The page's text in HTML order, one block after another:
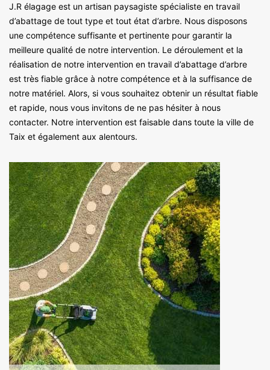
J.R élagage est un artisan paysagiste spécialiste en travail
d’abattage de tout type et tout état d’arbre. Nous disposons
une compétence suffisante et pertinente pour garantir la
meilleure qualité de notre intervention. Le déroulement et la
réalisation de notre intervention en travail d’abattage d’arbre
est très fiable grâce à notre compétence et à la suffisance de
notre matériel. Alors, si vous souhaitez obtenir un résultat fiable
et rapide, nous vous invitons de ne pas hésiter à nous
contacter. Notre intervention est faisable dans toute la ville de
Taix et également aux alentours.